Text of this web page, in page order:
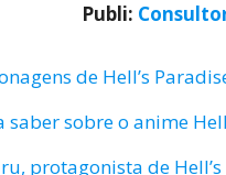
Publi:
de Hell’s
saber sobre o anime
protagonista de